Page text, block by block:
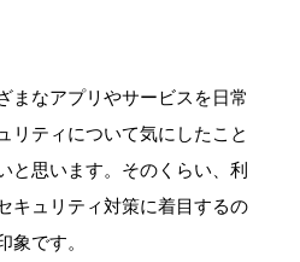
まなアプリやサービスを日常
リティについて気にしたこと
と思います。そのくらい、利
キュリティ対策に着目するの
象です。